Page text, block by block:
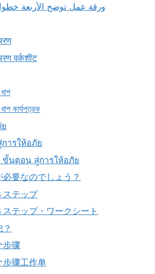
ورقة عمل توضح الأربعة
वर्कशीट
কার্যপত্রক
ารให้อภัย
นตอน สู่การให้อภัย
要なのでしょう？
ステップ
テップ・ワークシート
步骤
步骤工作单